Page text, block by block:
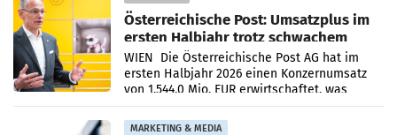
Österreichische Post: Umsatzplus im
ersten Halbjahr trotz schwachem
Briefgeschäft
WIEN Die Österreichische Post AG hat im
ersten Halbjahr 2026 einen Konzernumsatz
von 1.544,0 Mio. EUR erwirtschaftet, was
einem Plus von 3,8 Prozent gegenüber dem
Vergleichszeitraum
MARKETING & MEDIA